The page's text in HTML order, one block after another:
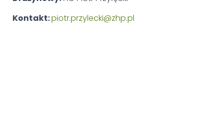
Kontakt:piotr.przylecki@zhp.pl